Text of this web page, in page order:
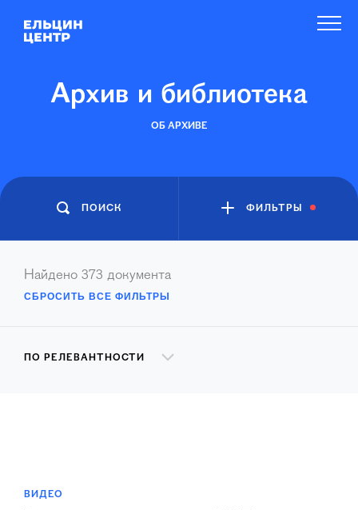
Архив и библиотека
ОБ АРХИВЕ
ПОИСК ФИЛЬТРЫ
Найдено 373 документа
СБРОСИТЬ ВСЕ ФИЛЬТРЫ
ПО РЕЛЕВАНТНОСТИ
ВИДЕО